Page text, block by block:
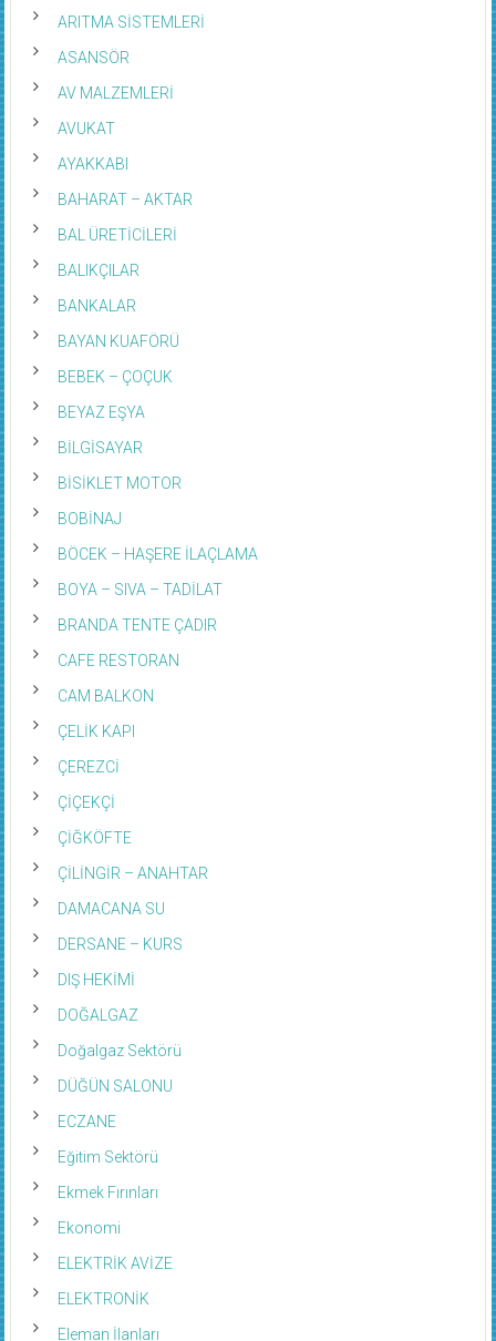
ARITMA SİSTEMLERİ
ASANSÖR
AV MALZEMLERİ
AVUKAT
AYAKKABI
BAHARAT – AKTAR
BAL ÜRETİCİLERİ
BALIKÇILAR
BANKALAR
BAYAN KUAFÖRÜ
BEBEK – ÇOÇUK
BEYAZ EŞYA
BİLGİSAYAR
BİSİKLET MOTOR
BOBİNAJ
BÖCEK – HAŞERE İLAÇLAMA
BOYA – SIVA – TADİLAT
BRANDA TENTE ÇADIR
CAFE RESTORAN
CAM BALKON
ÇELİK KAPI
ÇEREZCİ
ÇİÇEKÇİ
ÇİĞKÖFTE
ÇİLİNGİR – ANAHTAR
DAMACANA SU
DERSANE – KURS
DIŞ HEKİMİ
DOĞALGAZ
Doğalgaz Sektörü
DÜĞÜN SALONU
ECZANE
Eğitim Sektörü
Ekmek Fırınları
Ekonomi
ELEKTRİK AVİZE
ELEKTRONİK
Eleman İlanları